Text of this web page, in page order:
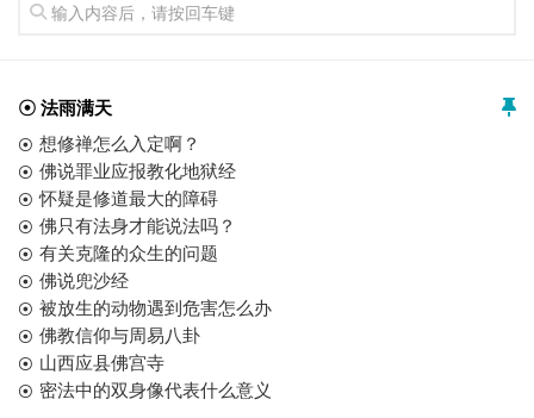
☉ 法雨满天
想修禅怎么入定啊？
佛说罪业应报教化地狱经
怀疑是修道最大的障碍
佛只有法身才能说法吗？
有关克隆的众生的问题
佛说兜沙经
被放生的动物遇到危害怎么办
佛教信仰与周易八卦
山西应县佛宫寺
密法中的双身像代表什么意义